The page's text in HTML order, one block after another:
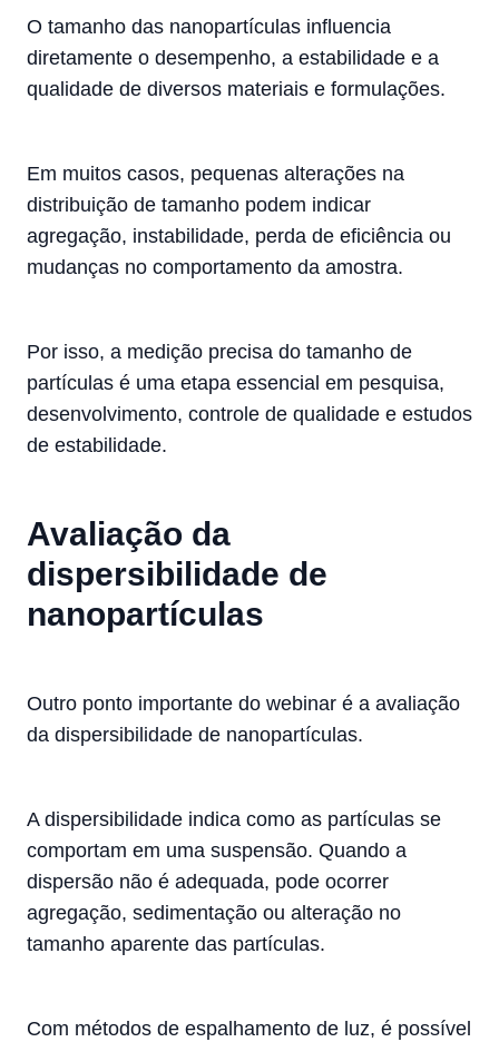
O tamanho das nanopartículas influencia
diretamente o desempenho, a estabilidade e a
qualidade de diversos materiais e formulações.
Em muitos casos, pequenas alterações na
distribuição de tamanho podem indicar
agregação, instabilidade, perda de eficiência ou
mudanças no comportamento da amostra.
Por isso, a medição precisa do tamanho de
partículas é uma etapa essencial em pesquisa,
desenvolvimento, controle de qualidade e estudos
de estabilidade.
Avaliação da
dispersibilidade de
nanopartículas
Outro ponto importante do webinar é a avaliação
da dispersibilidade de nanopartículas.
A dispersibilidade indica como as partículas se
comportam em uma suspensão. Quando a
dispersão não é adequada, pode ocorrer
agregação, sedimentação ou alteração no
tamanho aparente das partículas.
Com métodos de espalhamento de luz, é possível